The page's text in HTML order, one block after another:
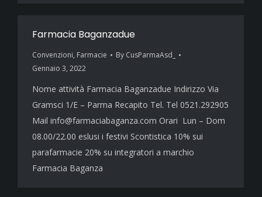
Farmacia Baganzadue
Convenzioni, Farmacie By CusParmaAsd_
Gennaio 3, 2022
Nome attività Farmacia Baganzadue Indirizzo Via
Gramsci 1/E – Parma Recapito Tel. Tel 0521.292905
Mail info@farmaciabaganza.com Orari Lun – Dom
08.00/22.00 eslusi i festivi Scontistica 10% sui
parafarmacie 20% su integratori a marchio
Farmacia Baganza